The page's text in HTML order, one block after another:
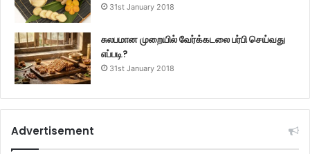
31st January 2018
சுலபமான முறையில் வேர்க்கடலை பர்பி செய்வது
எப்படி?
31st January 2018
Advertisement